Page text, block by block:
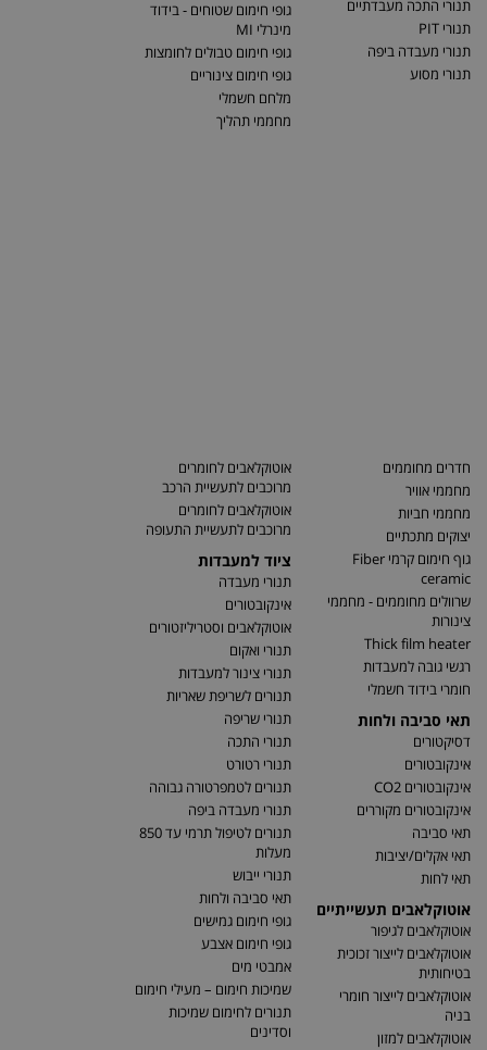
תנורי התכה מעבדתיים
תנורי PIT
תנורי מעבדה ביפה
תנורי מסוע
גופי חימום שטוחים - בידוד
מינרלי MI
גופי חימום טבולים לחומצות
גופי חימום צינוריים
מלחם חשמלי
מחממי תהליך
חדרים מחוממים
מחממי אוויר
מחממי חביות
יצוקים מתכתיים
גוף חימום קרמי Fiber
ceramic
שרוולים מחוממים - מחממי
צינורות
Thick film heater
רגשי גובה למעבדות
חומרי בידוד חשמלי
תאי סביבה ולחות
דסיקטורים
אינקובטורים
אינקובטורים CO2
אינקובטורים מקוררים
תאי סביבה
תאי אקלים/יציבות
תאי לחות
אוטוקלאבים תעשייתיים
אוטוקלאבים לגיפור
אוטוקלאבים לייצור זכוכית
בטיחותית
אוטוקלאבים לייצור חומרי
בניה
אוטוקלאבים למזון
אוטוקלאבים לחומרים
מרוכבים לתעשיית הרכב
אוטוקלאבים לחומרים
מרוכבים לתעשיית התעופה
ציוד למעבדות
תנורי מעבדה
אינקובטורים
אוטוקלאבים וסטריליזטורים
תנורי ואקום
תנורי צינור למעבדות
תנורים לשריפת שאריות
תנורי שריפה
תנורי התכה
תנורי רטורט
תנורים לטמפרטורה גבוהה
תנורי מעבדה ביפה
תנורים לטיפול תרמי עד 850
מעלות
תנורי ייבוש
תאי סביבה ולחות
גופי חימום גמישים
גופי חימום אצבע
אמבטי מים
שמיכות חימום – מעילי חימום
תנורים לחימום שמיכות
וסדינים